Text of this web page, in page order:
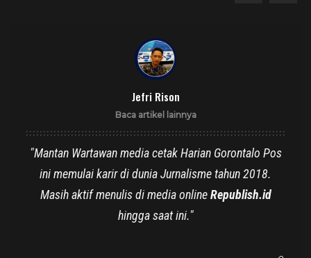
Jefri Rison
Baca artikel lainnya
"Mantan Wartawan media cetak Harian Gorontalo Pos
ini memulai karir di dunia Jurnalisme tahun 2018.
Masih aktif menulis di media onlineRepublish.id
hingga saat ini."